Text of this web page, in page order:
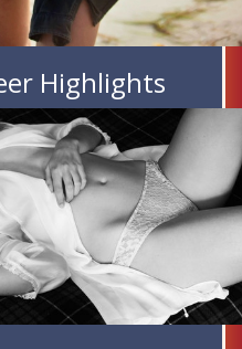
Highlights